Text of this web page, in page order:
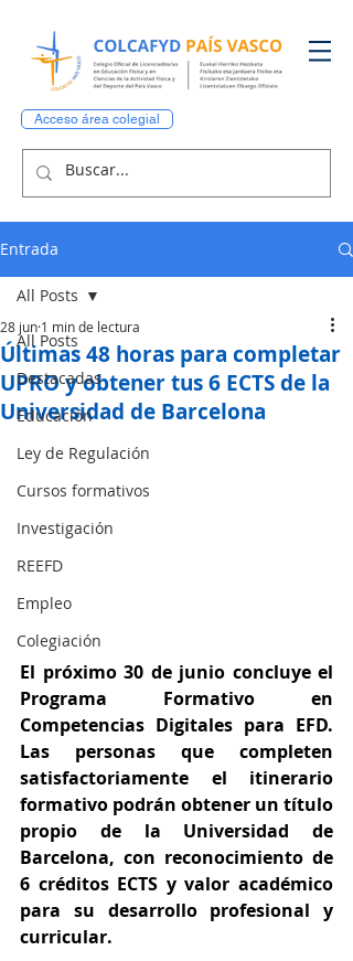
Acceso área colegial
Entrada
All Posts
Destacadas
Educación
Ley de Regulación
Cursos formativos
Investigación
REEFD
Empleo
Colegiación
All Posts
Últimas 48 horas para completar
UPRO y obtener tus 6 ECTS de la
Universidad de Barcelona
28 jun 1 min de lectura
El próximo 30 de junio concluye el
Programa Formativo en
Competencias Digitales para EFD.
Las personas que completen
satisfactoriamente el itinerario
formativo podrán obtener un título
propio de la Universidad de
Barcelona, con reconocimiento de
6 créditos ECTS y valor académico
para su desarrollo profesional y
curricular.